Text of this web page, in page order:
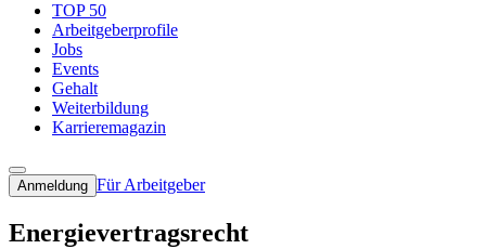
TOP 50
Arbeitgeberprofile
Jobs
Events
Gehalt
Weiterbildung
Karrieremagazin
Anmeldung Für Arbeitgeber
Energievertragsrecht